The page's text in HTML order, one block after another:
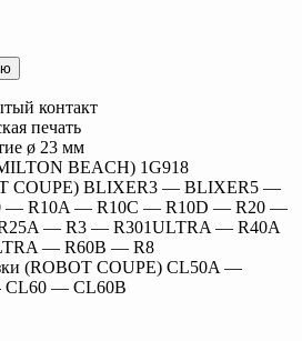
контакт
печать
ø 23 мм
BEACH) 1G918
COUPE) BLIXER3 — BLIXER5 —
— R10A — R10C — R10D — R20 —
— R3 — R301ULTRA — R40A
— R60B — R8
(ROBOT COUPE) CL50A —
— CL60B